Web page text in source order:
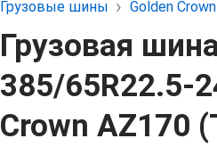
Грузовые шины Golden Crown
Грузовая
385/65R22.5-
Crown AZ170